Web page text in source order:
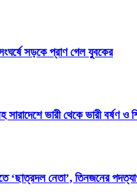
সড়কে প্রাণ গেল যুবকের
ভারী থেকে ভারী বর্ষণ ও
‘ছাত্রদল নেতা’, তিনজনের